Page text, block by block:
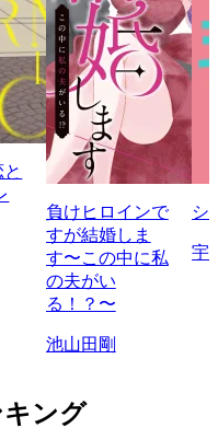
負けヒロインで
すが結婚しま
す〜この中に私
の夫がい
る！？〜
池山田剛
シ
宇
ング